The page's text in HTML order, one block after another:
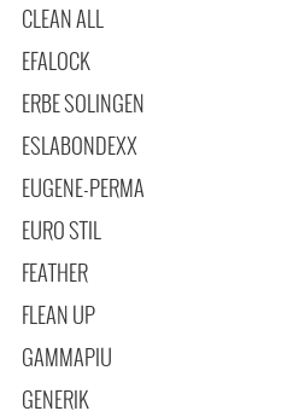
CLEAN ALL
EFALOCK
ERBE SOLINGEN
ESLABONDEXX
EUGENE-PERMA
EURO STIL
FEATHER
FLEAN UP
GAMMAPIU
GENERIK